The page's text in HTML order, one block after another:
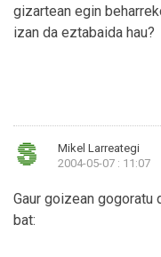
gizartean egin
izan da eztabaida hau?
Mikel Larreategi
2004-05-07 : 11:07
Gaur goizean gogoratu
bat: